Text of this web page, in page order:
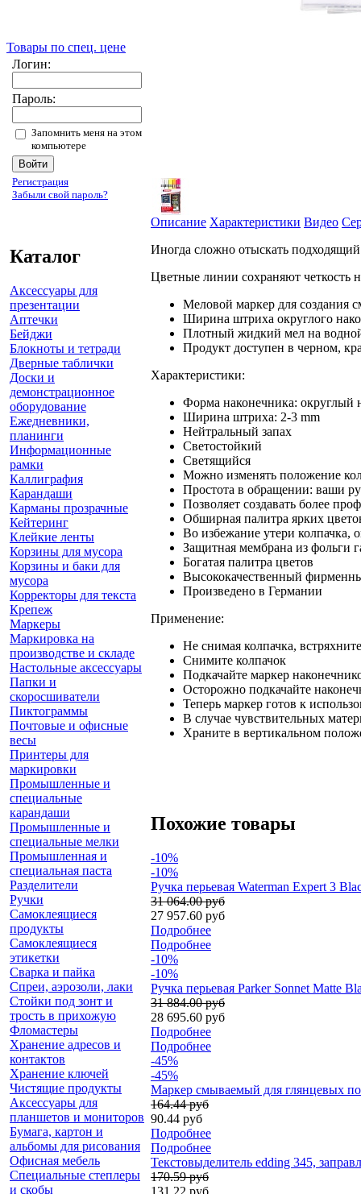
Товары по спец. цене
Логин:
Пароль:
Запомнить меня на этом
компьютере
Регистрация
Забыли свой пароль?
Каталог
Аксессуары для
презентации
Аптечки
Бейджи
Блокноты и тетради
Дверные таблички
Доски и
демонстрационное
оборудование
Ежедневники,
планинги
Информационные
рамки
Каллиграфия
Карандаши
Карманы прозрачные
Кейтеринг
Клейкие ленты
Корзины для мусора
Корзины и баки для
мусора
Корректоры для текста
Крепеж
Маркеры
Маркировка на
производстве и складе
Настольные аксессуары
Папки и
скоросшиватели
Пиктограммы
Почтовые и офисные
весы
Принтеры для
маркировки
Промышленные и
специальные
карандаши
Промышленные и
специальные мелки
Промышленная и
специальная паста
Разделители
Ручки
Самоклеящиеся
продукты
Самоклеящиеся
этикетки
Сварка и пайка
Спреи, аэрозоли, лаки
Стойки под зонт и
трость в прихожую
Фломастеры
Хранение адресов и
контактов
Хранение ключей
Чистящие продукты
Аксессуары для
планшетов и мониторов
Бумага, картон и
альбомы для рисования
Офисная мебель
Специальные степлеры
и скобы
Описание Характеристики Видео
Иногда сложно отыскать
Цветные линии сохраняют четкость
Меловой маркер для создания
Ширина штриха округлого
Плотный жидкий мел на водной
Продукт доступен в черном,
Характеристики:
Форма наконечника: округлый
Ширина штриха: 2-3 mm
Нейтральный запах
Светостойкий
Светящийся
Можно изменять положение
Простота в обращении: ваши
Позволяет создавать более
Обширная палитра ярких
Во избежание утери колпачка,
Защитная мембрана из фольги
Богатая палитра цветов
Высококачественный
Произведено в Германии
Применение:
Не снимая колпачка,
Снимите колпачок
Подкачайте маркер
Осторожно подкачайте
Теперь маркер готов к
В случае чувствительных
Храните в вертикальном
Похожие товары
-10%
-10%
Ручка перьевая Waterman Expert 3
31 064.00 руб
27 957.60 руб
Подробнее
Подробнее
-10%
-10%
Ручка перьевая Parker Sonnet Matte
31 884.00 руб
28 695.60 руб
Подробнее
Подробнее
-45%
-45%
Мaркер смываемый для глянцевых
164.44 руб
90.44 руб
Подробнее
Подробнее
Текстовыделитель edding 345,
170.59 руб